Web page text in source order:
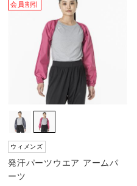
健康／エクササイズ
ジュニア／キッズ
メディカル
コラボ／ライセンス
会員割引
ウィメンズ
発汗パーツウエア アームパ
ーツ